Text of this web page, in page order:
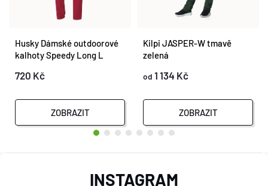
Husky Dámské outdoorové
kalhoty Speedy Long L
720 Kč
ZOBRAZIT
Kilpi JASPER-W tmavě
zelená
od 1 134 Kč
ZOBRAZIT
INSTAGRAM